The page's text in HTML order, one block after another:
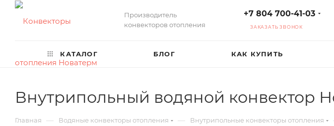
Производитель
конвекторов отопления
+7 804 700-41-03
ЗАКАЗАТЬ ЗВОНОК
КАТАЛОГ БЛОГ КАК КУПИТЬ
Внутрипольный водяной конвектор
Главная — Водяные конвекторы отопления — Внутрипольные конвекторы отопления